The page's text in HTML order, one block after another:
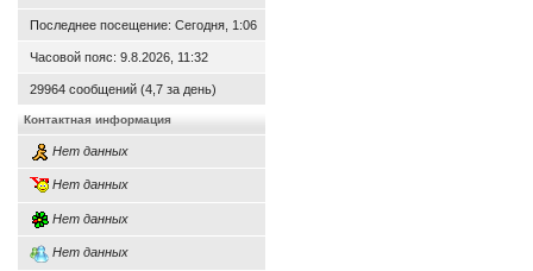
Последнее посещение: Сегодня, 1:06
Часовой пояс: 9.8.2026, 11:32
29964 сообщений (4,7 за день)
Контактная информация
Нет данных
Нет данных
Нет данных
Нет данных